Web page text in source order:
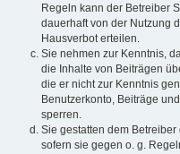
Regeln kann der Betreiber
dauerhaft von der Nutzung
Hausverbot erteilen.
Sie nehmen zur Kenntnis,
die Inhalte von Beiträgen
die er nicht zur Kenntnis
Benutzerkonto, Beiträge
sperren.
Sie gestatten dem
sofern sie gegen o. g.